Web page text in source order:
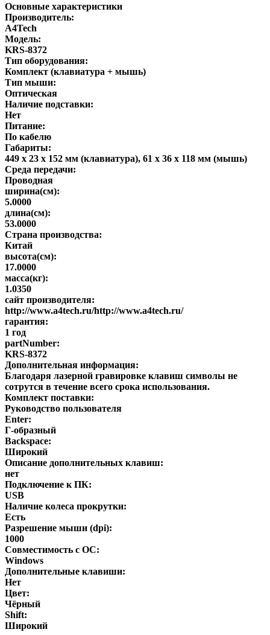
Основные характеристики
Производитель:
A4Tech
Модель:
KRS-8372
Тип оборудования:
Комплект (клавиатура + мышь)
Тип мыши:
Оптическая
Наличие подставки:
Нет
Питание:
По кабелю
Габариты:
449 x 23 x 152 мм (клавиатура), 61 x 36 x 118 мм (мышь)
Среда передачи:
Проводная
ширина(см):
5.0000
длина(см):
53.0000
Страна производства:
Китай
высота(см):
17.0000
масса(кг):
1.0350
сайт производителя:
http://www.a4tech.ru/http://www.a4tech.ru/
гарантия:
1 год
partNumber:
KRS-8372
Дополнительная информация:
Благодаря лазерной гравировке клавиш символы не
сотрутся в течение всего срока использования.
Комплект поставки:
Руководство пользователя
Enter:
Г-образный
Backspace:
Широкий
Описание дополнительных клавиш:
нет
Подключение к ПК:
USB
Наличие колеса прокрутки:
Есть
Разрешение мыши (dpi):
1000
Совместимость с ОС:
Windows
Дополнительные клавиши:
Нет
Цвет:
Чёрный
Shift:
Широкий